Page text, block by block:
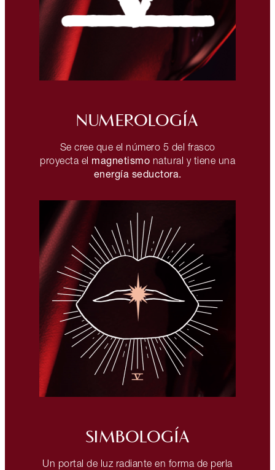
NUMEROLOGÍA
Se cree que el número 5 del frasco
proyecta el magnetismo natural y tiene una
energía seductora.
SIMBOLOGÍA
Un portal de luz radiante en forma de perla